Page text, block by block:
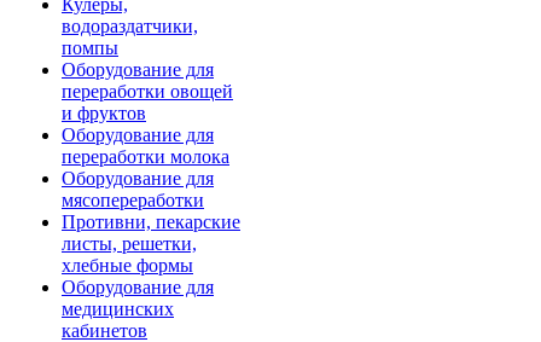
Кулеры,
водораздатчики,
помпы
Оборудование для
переработки овощей
и фруктов
Оборудование для
переработки молока
Оборудование для
мясопереработки
Противни, пекарские
листы, решетки,
хлебные формы
Оборудование для
медицинских
кабинетов